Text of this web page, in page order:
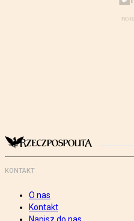
KONTAKT
O nas
Kontakt